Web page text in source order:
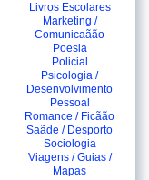
Livros Escolares
Marketing /
Comunicaãão
Poesia
Policial
Psicologia /
Desenvolvimento
Pessoal
Romance / Ficãão
Saãde / Desporto
Sociologia
Viagens / Guias /
Mapas